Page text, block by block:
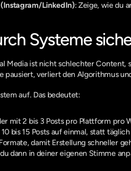
LinkedIn): Zeige, wie du
Systeme
Media ist nicht schlechter Content,
pausiert, verliert den Algorithmus
auf. Das bedeutet:
mit 2 bis 3 Posts pro Plattform pro
bis 15 Posts auf einmal, statt
damit Erstellung schneller
dann in deiner eigenen Stimme